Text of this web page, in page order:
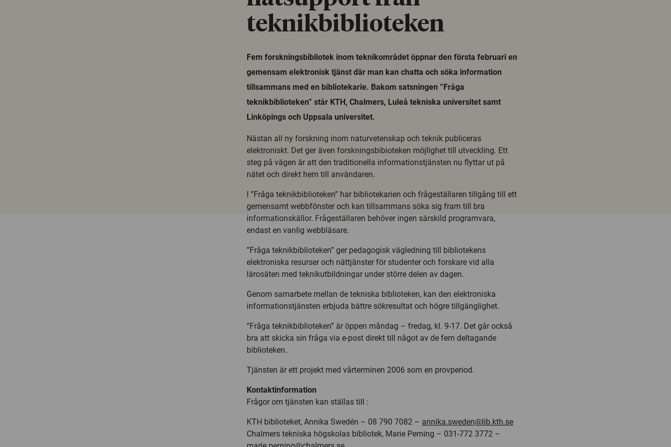
teknikbiblioteken
Fem forskningsbibliotek inom teknikområdet öppnar den första februari en
gemensam elektronisk tjänst där man kan chatta och söka information
tillsammans med en bibliotekarie. Bakom satsningen ”Fråga
teknikbiblioteken” står KTH, Chalmers, Luleå tekniska universitet samt
Linköpings och Uppsala universitet.
Nästan all ny forskning inom naturvetenskap och teknik publiceras
elektroniskt. Det ger även forskningsbibioteken möjlighet till utveckling. Ett
steg på vägen är att den traditionella informationstjänsten nu flyttar ut på
nätet och direkt hem till användaren.
I ”Fråga teknikbiblioteken” har bibliotekarien och frågeställaren tillgång till ett
gemensamt webbfönster och kan tillsammans söka sig fram till bra
informationskällor. Frågeställaren behöver ingen särskild programvara,
endast en vanlig webbläsare.
”Fråga teknikbiblioteken” ger pedagogisk vägledning till bibliotekens
elektroniska resurser och nättjänster för studenter och forskare vid alla
lärosäten med teknikutbildningar under större delen av dagen.
Genom samarbete mellan de tekniska biblioteken, kan den elektroniska
informationstjänsten erbjuda bättre sökresultat och högre tillgänglighet.
”Fråga teknikbiblioteken” är öppen måndag – fredag, kl. 9-17. Det går också
bra att skicka sin fråga via e-post direkt till något av de fem deltagande
biblioteken.
Tjänsten är ett projekt med vårterminen 2006 som en provperiod.
Kontaktinformation
Frågor om tjänsten kan ställas till :
KTH biblioteket, Annika Swedén – 08 790 7082 – annika.sweden@lib.kth.se
Chalmers tekniska högskolas bibliotek, Marie Perning – 031-772 3772 –